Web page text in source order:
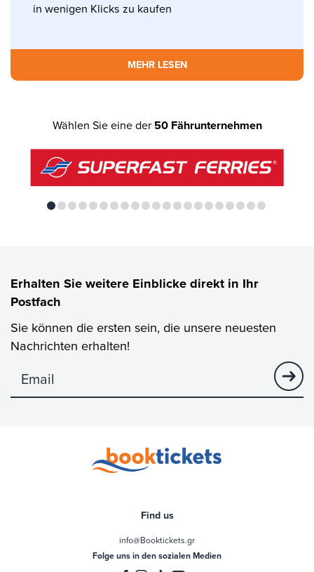
in wenigen Klicks zu kaufen
MEHR LESEN
Wählen Sie eine der 50 Fährunternehmen
Erhalten Sie weitere Einblicke direkt in Ihr
Postfach
Sie können die ersten sein, die unsere neuesten
Nachrichten erhalten!
no visibility
Find us
info@Booktickets.gr
Folge uns in den sozialen Medien